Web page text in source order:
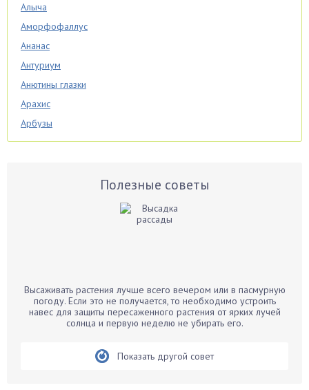
Алыча
Аморфофаллус
Ананас
Антуриум
Анютины глазки
Арахис
Арбузы
Аспарагус
Бархатцы
Бегония
Полезные советы
Высаживать растения лучше всего вечером или в пасмурную
погоду. Если это не получается, то необходимо устроить
навес для защиты пересаженного растения от ярких лучей
солнца и первую неделю не убирать его.
Показать другой совет